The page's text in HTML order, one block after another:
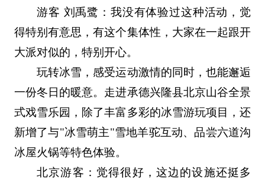
游客 刘禹鹭：我没有体验过这种活动，觉
得特别有意思，有这个集体性，大家在一起跟开
大派对似的，特别开心。
玩转冰雪，感受运动激情的同时，也能邂逅
一份冬日的暖意。走进承德兴隆县北京山谷全景
式戏雪乐园，除了丰富多彩的冰雪游玩项目，还
新增了与"冰雪萌主"雪地羊驼互动、品尝六道沟
冰屋火锅等特色体验。
北京游客：觉得很好，这边的设施还挺多